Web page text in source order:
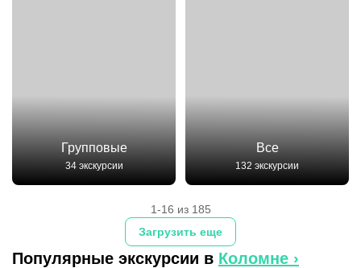
Групповые
34 экскурсии
Все
132 экскурсии
Загрузить еще
1-16 из 185
Популярные экскурсии в Коломне ›